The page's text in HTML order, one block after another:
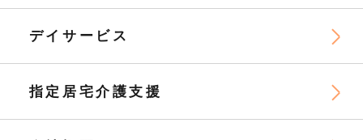
デイサービス
指定居宅介護支援